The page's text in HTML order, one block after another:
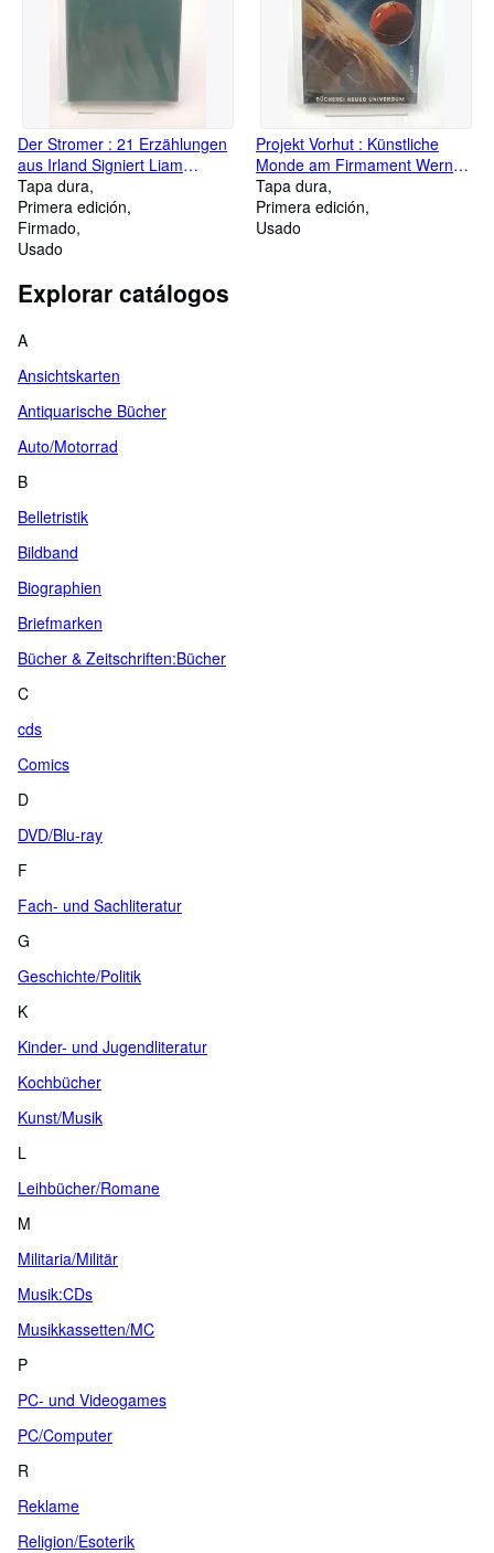
Der Stromer : 21 Erzählungen
aus Irland Signiert Liam
O'Flaherty. Hrsg., übers. u. mit
e. Nachw. vers. von Elisabeth
Schnack
Tapa dura
Primera edición
Firmado
Usado
Projekt Vorhut : Künstliche
Monde am Firmament Werner
Büdeler. Textzeichn. von Klaus
Bürgle
Tapa dura
Primera edición
Usado
Explorar catálogos
A
Ansichtskarten
Antiquarische Bücher
Auto/Motorrad
B
Belletristik
Bildband
Biographien
Briefmarken
Bücher & Zeitschriften:Bücher
C
cds
Comics
D
DVD/Blu-ray
F
Fach- und Sachliteratur
G
Geschichte/Politik
K
Kinder- und Jugendliteratur
Kochbücher
Kunst/Musik
L
Leihbücher/Romane
M
Militaria/Militär
Musik:CDs
Musikkassetten/MC
P
PC- und Videogames
PC/Computer
R
Reklame
Religion/Esoterik